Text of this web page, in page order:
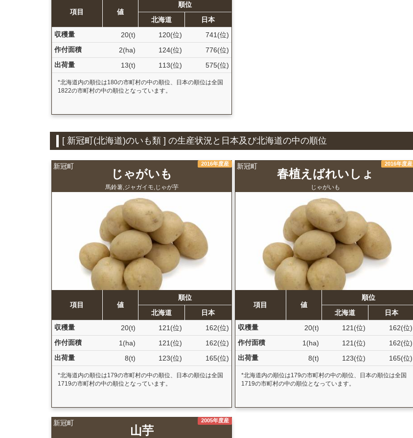
項目 値
順位
北海道
日本
収穫量
20(t) 120(位)
741(位)
作付面積
2(ha) 124(位)
776(位)
出荷量
13(t) 113(位) 575(位)
*北海道内の順位は180の市町村の中の順位、日本の順位は全国
1822の市町村の中の順位となっています。
[ 新冠町(北海道)のいも類 ] の生産状況と日本及び北海道の中の順位
新冠町 2016年度産
じゃがいも
馬鈴薯,ジャガイモ,じゃが芋
項目 値
順位
北海道
日本
収穫量
20(t) 121(位)
162(位)
作付面積
1(ha) 121(位)
162(位)
出荷量
8(t) 123(位) 165(位)
*北海道内の順位は179の市町村の中の順位、日本の順位は全国
1719の市町村の中の順位となっています。
新冠町 2016年度産
春植えばれいしょ
じゃがいも
項目 値
順位
北海道
日本
収穫量
20(t) 121(位)
162(位)
作付面積
1(ha) 121(位)
162(位)
出荷量
8(t) 123(位) 165(位)
*北海道内の順位は179の市町村の中の順位、日本の順位は全国
1719の市町村の中の順位となっています。
新冠町 2005年度産
山芋